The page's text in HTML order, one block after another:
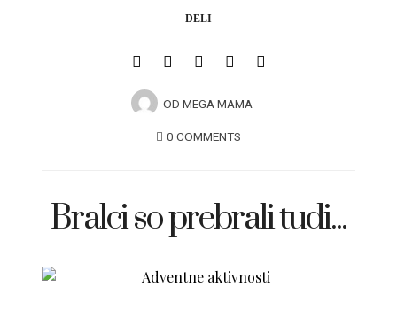
DELI
OD MEGA MAMA
0 COMMENTS
Bralci so prebrali tudi...